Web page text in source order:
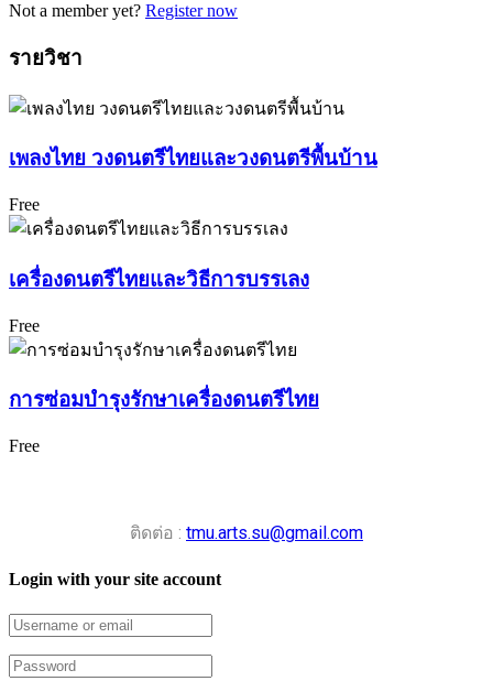
Not a member yet? Register now
รายวิชา
เพลงไทย วงดนตรีไทยและวงดนตรีพื้นบ้าน
Free
เครื่องดนตรีไทยและวิธีการบรรเลง
Free
การซ่อมบำรุงรักษาเครื่องดนตรีไทย
Free
ติดต่อ : tmu.arts.su@gmail.com
Login with your site account